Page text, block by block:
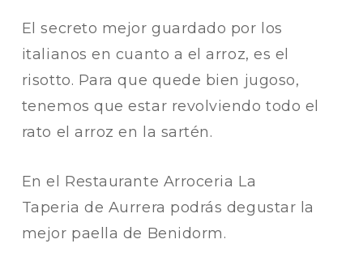
El secreto mejor guardado por los
italianos en cuanto a el arroz, es el
risotto. Para que quede bien jugoso,
tenemos que estar revolviendo todo el
rato el arroz en la sartén.
En el Restaurante Arroceria La
Taperia de Aurrera podrás degustar la
mejor paella de Benidorm.